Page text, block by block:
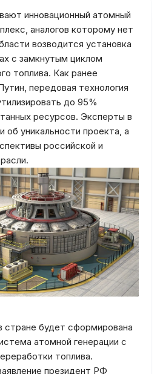
инновационный атомный
аналогов которому нет
возводится установка
с замкнутым циклом
топлива. Как ранее
передовая технология
до 95%
ресурсов. Эксперты в
об уникальности проекта, а
российской и
стране будет сформирована
атомной генерации с
топлива.
президент РФ